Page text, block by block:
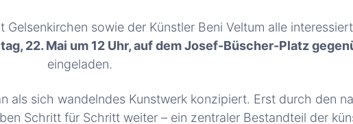
sowie der Künstler Beni Veltum alle
22. Mai um 12 Uhr, auf dem Josef-Büscher-Platz
eingeladen.
sich wandelndes Kunstwerk konzipiert. Erst durch den
Schritt für Schritt weiter – ein zentraler Bestandteil der